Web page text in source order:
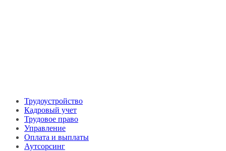
Трудоустройство
Кадровый учет
Трудовое право
Управление
Оплата и выплаты
Аутсорсинг